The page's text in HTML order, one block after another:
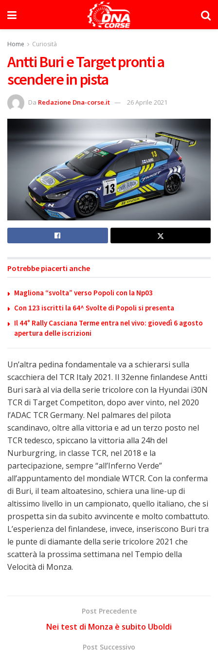
Home Curiosità
Antti Buri e Target pronti a
scendere in pista
Da Redazione Dna-corse.it 26 Aprile 2021
Potrebbe piacerti anche
Magliona “svolta” verso Popoli con la Np03
Con 123 iscritti la 64^ Svolte di Popoli si presenta
Il 44° Rally Casciana Terme entra nel vivo: giovedì 6 agosto
apertura delle iscrizioni
Un’altra pedina fondamentale va a schierarsi sulla
scacchiera del TCR Italy 2021. Il 32enne finlandese Antti
Buri sarà al via della serie tricolore con la Hyundai i30N
TCR di Target Competiton, dopo aver vinto, nel 2020
l’ADAC TCR Germany. Nel palmares del pilota
scandinavo, oltre alla vittoria e ad un terzo posto nel
TCR tedesco, spiccano la vittoria alla 24h del
Nurburgring, in classe TCR, nel 2018 e la
partecipazione, sempre “all’Inferno Verde”
all’appuntamento del mondiale WTCR. Con la conferma
di Buri, il team altoatesino, schiera una line-up di
altissimo livello in un campionato, quello italiano, che si
prospetta sin da subito avvincente e molto combattuto.
L’esperienza del finlandese, invece, inseriscono Buri tra
le punte di diamante della serie tricolore 2021 che
scatterà la prossima settimana nel Tempio della
Velocità di Monza.
Post Precedente
Nei test di Monza è subito Uboldi
Post Successivo